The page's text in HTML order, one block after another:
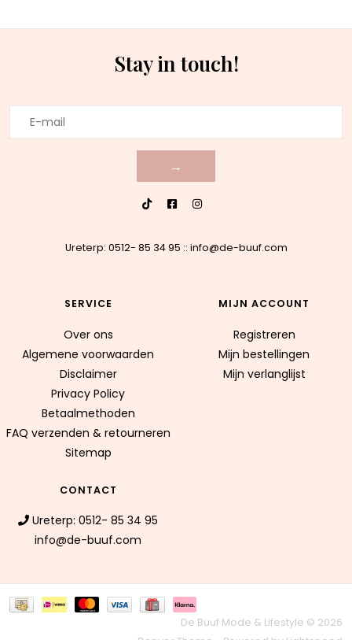
Stay in touch!
→
Ureterp: 0512- 85 34 95 :: info@de-buuf.com
SERVICE
Over ons
Algemene voorwaarden
Disclaimer
Privacy Policy
Betaalmethoden
FAQ verzenden & retourneren
Sitemap
MIJN ACCOUNT
Registreren
Mijn bestellingen
Mijn verlanglijst
CONTACT
Ureterp: 0512- 85 34 95
info@de-buuf.com
De Buuf Mode & Lifestyle © 2026